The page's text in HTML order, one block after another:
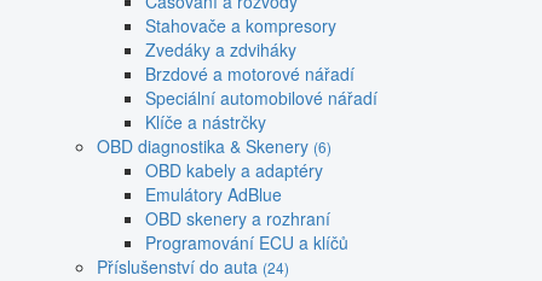
Stahovače a kompresory
Zvedáky a zdviháky
Brzdové a motorové nářadí
Speciální automobilové nářadí
Klíče a nástrčky
OBD diagnostika & Skenery (6)
OBD kabely a adaptéry
Emulátory AdBlue
OBD skenery a rozhraní
Programování ECU a klíčů
Příslušenství do auta (24)